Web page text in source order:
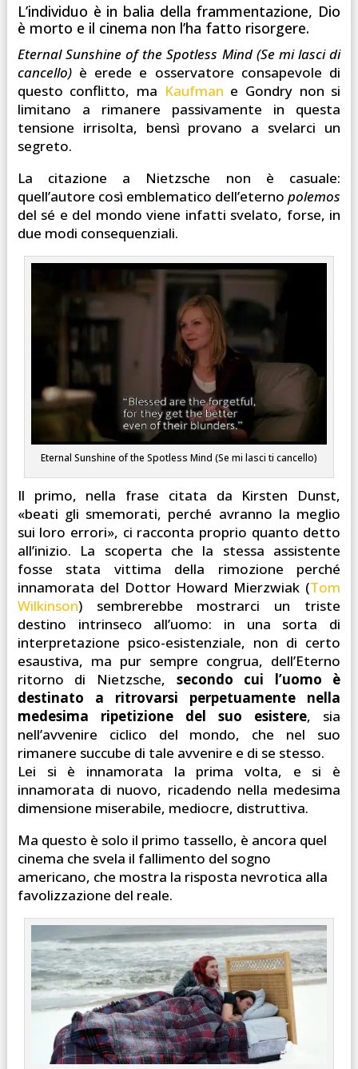
L’individuo è in balia della frammentazione, Dio
è morto e il cinema non l’ha fatto risorgere.
Eternal Sunshine of the Spotless Mind (Se mi lasci di
cancello)è erede e osservatore consapevole di
questo conflitto, ma Kaufman e Gondry non si
limitano a rimanere passivamente in questa
tensione irrisolta, bensì provano a svelarci un
segreto.
La citazione a Nietzsche non è casuale:
quell’autore così emblematico dell’eternopolemos
del sé e del mondo viene infatti svelato, forse, in
due modi consequenziali.
Eternal Sunshine of the Spotless Mind (Se mi lasci ti cancello)
Il primo, nella frase citata da Kirsten Dunst,
«beati gli smemorati, perché avranno la meglio
sui loro errori», ci racconta proprio quanto detto
all’inizio. La scoperta che la stessa assistente
fosse stata vittima della rimozione perché
innamorata del Dottor Howard Mierzwiak (Tom
Wilkinson) sembrerebbe mostrarci un triste
destino intrinseco all’uomo: in una sorta di
interpretazione psico-esistenziale, non di certo
esaustiva, ma pur sempre congrua, dell’Eterno
ritorno di Nietzsche, secondo cui l’uomo è
destinato a ritrovarsi perpetuamente nella
medesima ripetizione del suo esistere, sia
nell’avvenire ciclico del mondo, che nel suo
rimanere succube di tale avvenire e di se stesso.
Lei si è innamorata la prima volta, e si è
innamorata di nuovo, ricadendo nella medesima
dimensione miserabile, mediocre, distruttiva.
Ma questo è solo il primo tassello, è ancora quel
cinema che svela il fallimento del sogno
americano, che mostra la risposta nevrotica alla
favolizzazione del reale.